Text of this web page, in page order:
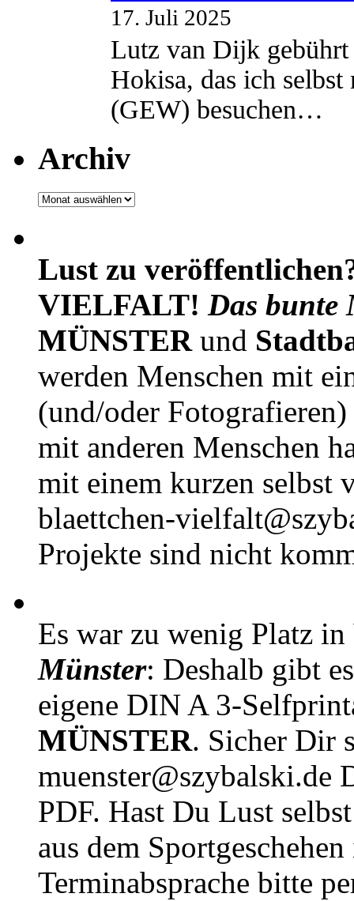
17. Juli 2025
Lutz van Dijk
Hokisa, das ich
(GEW) besuchen…
Archiv
Archiv
Lust zu
VIELFALT! Das bunte
MÜNSTERund
werden Menschen mit
(und/oder
mit anderen Menschen
mit einem kurzen selbst
blaettchen-
Projekte sind nicht
Es war zu wenig Platz in
Münster: Deshalb gibt
eigene DIN A 3-
MÜNSTER. Sicher Dir
muenster@szybalski.de
PDF. Hast Du Lust
aus dem
Terminabsprache bitte